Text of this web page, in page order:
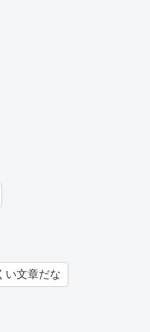
い文章だな